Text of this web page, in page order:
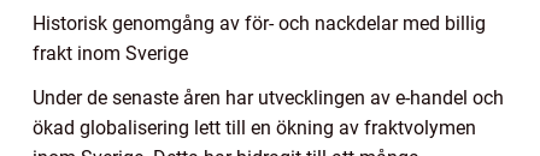
Historisk genomgång av för- och nackdelar med billig
frakt inom Sverige
Under de senaste åren har utvecklingen av e-handel och
ökad globalisering lett till en ökning av fraktvolymen